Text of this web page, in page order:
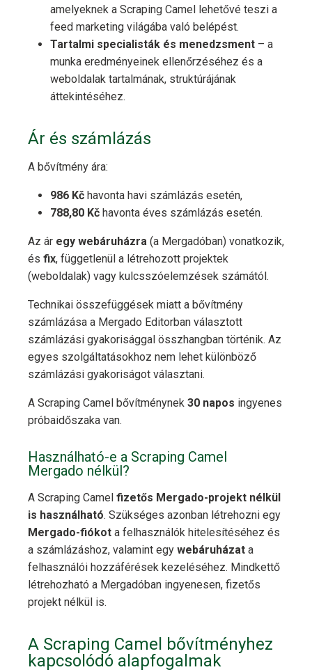
amelyeknek a Scraping Camel lehetővé teszi a
feed marketing világába való belépést.
Tartalmi specialisták és menedzsment – a
munka eredményeinek ellenőrzéséhez és a
weboldalak tartalmának, struktúrájának
áttekintéséhez.
Ár és számlázás
A bővítmény ára:
986 Kč havonta havi számlázás esetén,
788,80 Kč havonta éves számlázás esetén.
Az ár egy webáruházra (a Mergadóban) vonatkozik,
és fix, függetlenül a létrehozott projektek
(weboldalak) vagy kulcsszóelemzések számától.
Technikai összefüggések miatt a bővítmény
számlázása a Mergado Editorban választott
számlázási gyakorisággal összhangban történik. Az
egyes szolgáltatásokhoz nem lehet különböző
számlázási gyakoriságot választani.
A Scraping Camel bővítménynek 30 napos ingyenes
próbaidőszaka van.
Használható-e a Scraping Camel
Mergado nélkül?
A Scraping Camel fizetős Mergado-projekt nélkül
is használható. Szükséges azonban létrehozni egy
Mergado-fiókot a felhasználók hitelesítéséhez és
a számlázáshoz, valamint egy webáruházat a
felhasználói hozzáférések kezeléséhez. Mindkettő
létrehozható a Mergadóban ingyenesen, fizetős
projekt nélkül is.
A Scraping Camel bővítményhez
kapcsolódó alapfogalmak